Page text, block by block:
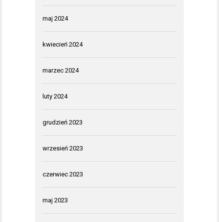
maj 2024
kwiecień 2024
marzec 2024
luty 2024
grudzień 2023
wrzesień 2023
czerwiec 2023
maj 2023